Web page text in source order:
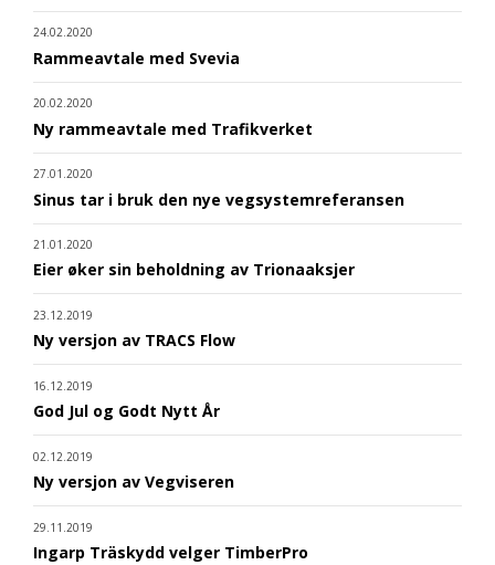
24.02.2020
Rammeavtale med Svevia
20.02.2020
Ny rammeavtale med Trafikverket
27.01.2020
Sinus tar i bruk den nye vegsystemreferansen
21.01.2020
Eier øker sin beholdning av Trionaaksjer
23.12.2019
Ny versjon av TRACS Flow
16.12.2019
God Jul og Godt Nytt År
02.12.2019
Ny versjon av Vegviseren
29.11.2019
Ingarp Träskydd velger TimberPro